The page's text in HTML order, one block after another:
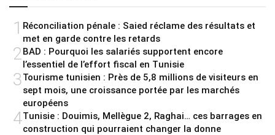
1 Réconciliation pénale : Saied réclame des résultats et
met en garde contre les retards
2BAD : Pourquoi les salariés supportent encore
l’essentiel de l’effort fiscal en Tunisie
3Tourisme tunisien : Près de 5,8 millions de visiteurs en
sept mois, une croissance portée par les marchés
européens
4Tunisie : Douimis, Mellègue 2, Raghai… ces barrages en
construction qui pourraient changer la donne